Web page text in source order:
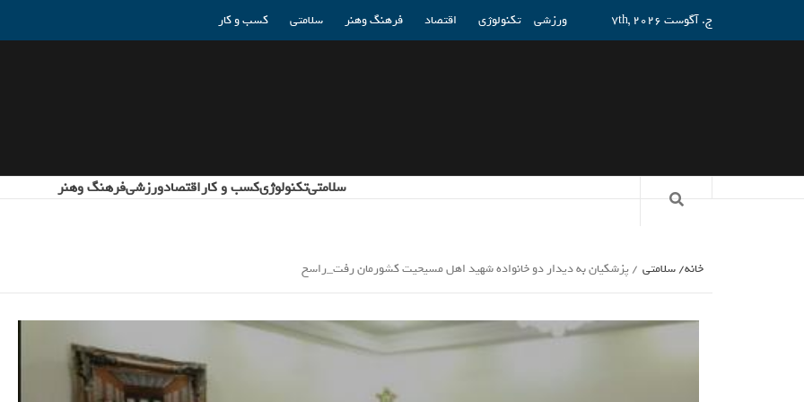
ج. آگوست 7th, 2026 ورزشی تکنولوژی اقتصاد فرهنگ وهنر سلامتی کسب و کار
سلامتیتکنولوژیکسب و کاراقتصادورزشیفرهنگ وهنر
خانه سلامتی پزشکیان به دیدار دو خانواده شهید اهل مسیحیت کشورمان رفت_راسخ